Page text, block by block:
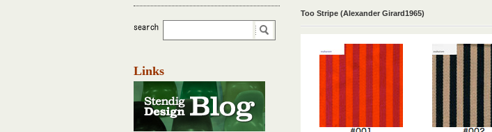
Too Stripe (Alexander Girard1965)
Links